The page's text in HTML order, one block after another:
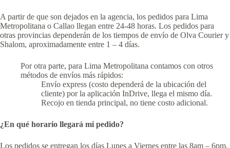
A partir de que son dejados en la agencia, los pedidos para Lima
Metropolitana o Callao llegan entre 24-48 horas. Los pedidos para
otras provincias dependerán de los tiempos de envío de Olva Courier y
Shalom, aproximadamente entre 1 – 4 días.
Por otra parte, para Lima Metropolitana contamos con otros
métodos de envíos más rápidos:
Envío express (costo dependerá de la ubicación del
cliente) por la aplicación InDrive, llega el mismo día.
Recojo en tienda principal, no tiene costo adicional.
¿En qué horario llegará mi pedido?
Los pedidos se entregan los días Lunes a Viernes entre las 8am – 6pm,